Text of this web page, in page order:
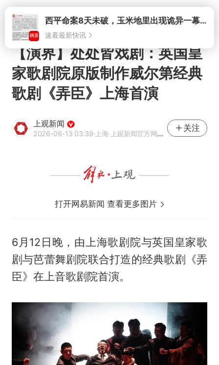
打开西平命案8天未破，玉米地里出现诡异一幕，我突然想起了欧金中
速看最新快讯
【演界】处处皆戏剧：英国皇
家歌剧院原版制作威尔第经典
歌剧《弄臣》上海首演
上观新闻
2026-06-13 03:39·上海·上观新闻官方网易号
关注
打开网易新闻 查看更多图片
6月12日晚，由上海歌剧院与英国皇家歌
剧与芭蕾舞剧院联合打造的经典歌剧《弄
臣》在上音歌剧院首演。